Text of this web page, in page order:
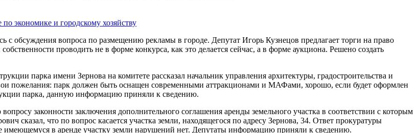
с обсуждения вопроса по размещению рекламы в городе. Депутат Игорь Кузнецов предлагает торги на право
проводить не в форме конкурса, как это делается сейчас, а в форме аукциона. Решено создать
парка имени Зернова на комитете рассказал начальник управления архитектуры, градостроительства и
пожелания: парк должен быть оснащен современными аттракционами и МАФами, хорошо, если будет оформлен
парка, данную информацию приняли к сведению.
законности заключения дополнительного соглашения аренды земельного участка в соответствии с которым
сказал, что по вопрос касается участка земли, находящегося по адресу Зернова, 34. Ответ прокуратуры
имеющемуся в аренде участку земли нарушений нет. Депутаты информацию приняли к сведению.